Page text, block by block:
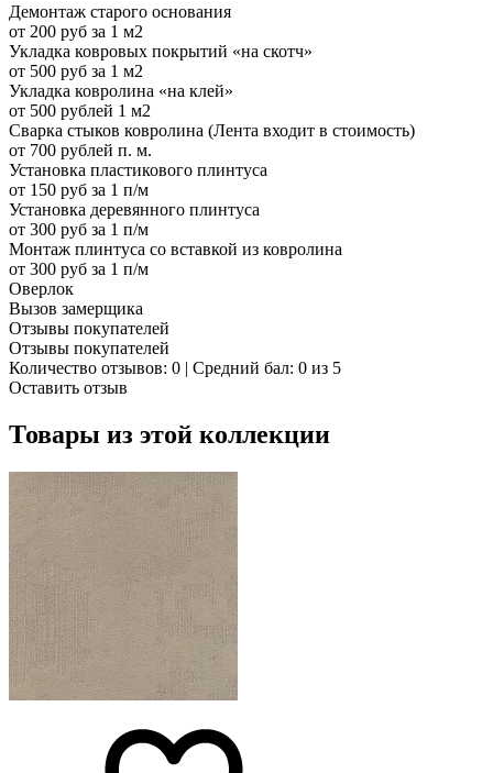
Демонтаж старого основания
от 200 руб за 1 м2
Укладка ковровых покрытий «на скотч»
от 500 руб за 1 м2
Укладка ковролина «на клей»
от 500 рублей 1 м2
Сварка стыков ковролина (Лента входит в стоимость)
от 700 рублей п. м.
Установка пластикового плинтуса
от 150 руб за 1 п/м
Установка деревянного плинтуса
от 300 руб за 1 п/м
Монтаж плинтуса со вставкой из ковролина
от 300 руб за 1 п/м
Оверлок
Вызов замерщика
Отзывы покупателей
Отзывы покупателей
Количество отзывов: 0 | Средний бал: 0 из 5
Оставить отзыв
Товары из этой коллекции